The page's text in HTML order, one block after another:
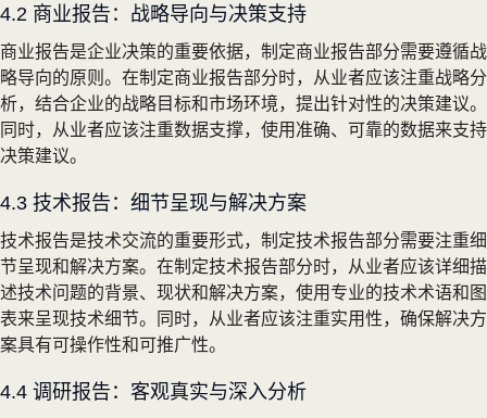
4.2 商业报告：战略导向与决策支持
商业报告是企业决策的重要依据，制定商业报告部分需要遵循战
略导向的原则。在制定商业报告部分时，从业者应该注重战略分
析，结合企业的战略目标和市场环境，提出针对性的决策建议。
同时，从业者应该注重数据支撑，使用准确、可靠的数据来支持
决策建议。
4.3 技术报告：细节呈现与解决方案
技术报告是技术交流的重要形式，制定技术报告部分需要注重细
节呈现和解决方案。在制定技术报告部分时，从业者应该详细描
述技术问题的背景、现状和解决方案，使用专业的技术术语和图
表来呈现技术细节。同时，从业者应该注重实用性，确保解决方
案具有可操作性和可推广性。
4.4 调研报告：客观真实与深入分析